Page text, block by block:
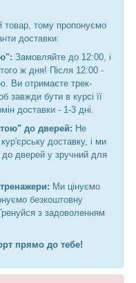
товар, тому пропонуємо
доставки:
Замовляйте до 12:00, і
ж дня! Після 12:00 -
Ви отримаєте трек-
завжди бути в курсі її
доставки - 1-3 дні.
до дверей: Не
доставку, і ми
дверей у зручний для
Ми цінуємо
безкоштовну
з задоволенням
прямо до тебе!